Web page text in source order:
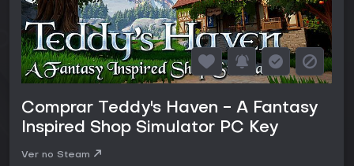
Comprar Teddy's Haven - A Fantasy
Inspired Shop Simulator PC Key
Ver no Steam